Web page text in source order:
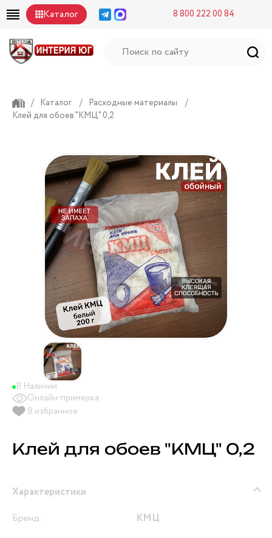
Каталог 8 800 222 00 84
/ Каталог / Расходные материалы
/
Клей для обоев "КМЦ" 0,2
В Наличии
Онлайн-примерка
В избранное
Клей для обоев "КМЦ" 0,2
Характеристики
Бренд:
КМЦ